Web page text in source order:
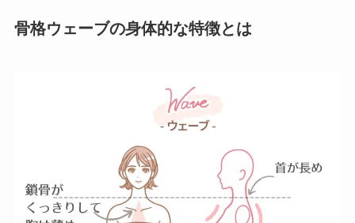
骨格ウェーブの身体的な特徴とは